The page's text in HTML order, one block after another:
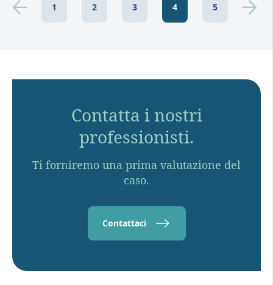
1 2 3 4 5
Contatta i nostri
professionisti.
Ti forniremo una prima valutazione del
caso.
Contattaci